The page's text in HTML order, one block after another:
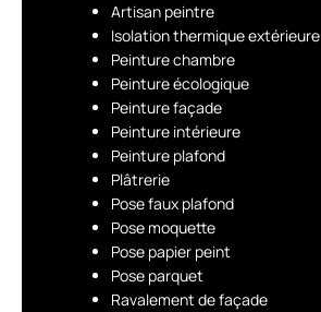
Artisan peintre
Isolation thermique extérieure
Peinture chambre
Peinture écologique
Peinture façade
Peinture intérieure
Peinture plafond
Plâtrerie
Pose faux plafond
Pose moquette
Pose papier peint
Pose parquet
Ravalement de façade